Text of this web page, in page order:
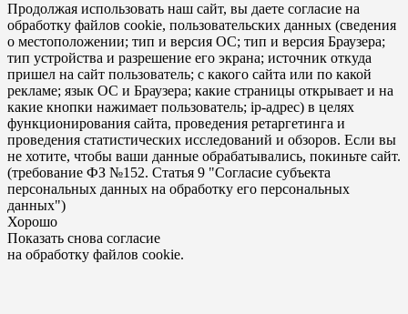
Продолжая использовать наш сайт, вы даете согласие на
обработку файлов cookie, пользовательских данных (сведения
о местоположении; тип и версия ОС; тип и версия Браузера;
тип устройства и разрешение его экрана; источник откуда
пришел на сайт пользователь; с какого сайта или по какой
рекламе; язык ОС и Браузера; какие страницы открывает и на
какие кнопки нажимает пользователь; ip-адрес) в целях
функционирования сайта, проведения ретаргетинга и
проведения статистических исследований и обзоров. Если вы
не хотите, чтобы ваши данные обрабатывались, покиньте сайт.
(требование ФЗ №152. Статья 9 "Согласие субъекта
персональных данных на обработку его персональных
данных")
Хорошо
Показать снова согласие
на обработку файлов cookie.